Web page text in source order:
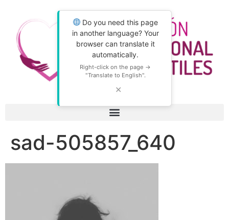
Do you need this page
in another language? Your
browser can translate it
automatically.
Right-click on the page →
"Translate to English".
✕
sad-505857_640